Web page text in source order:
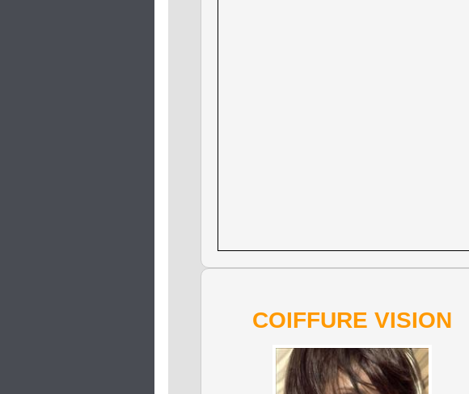
COIFFURE VISION